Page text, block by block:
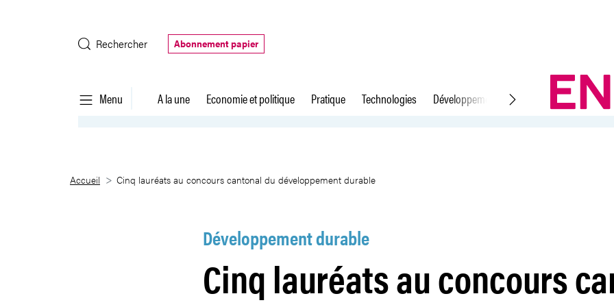
Rechercher
Abonnement papier
Menu A la une Economie et politique Pratique Technologies Développement durable Droit du travail
Cinq lauréats au concours cantonal du développement durable
Accueil Cinq lauréats au concours cantonal du développement durable
Développement durable
Cinq lauréats au concours